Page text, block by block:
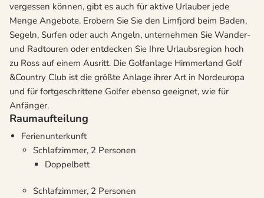
vergessen können, gibt es auch für aktive Urlauber jede
Menge Angebote. Erobern Sie Sie den Limfjord beim Baden,
Segeln, Surfen oder auch Angeln, unternehmen Sie Wander-
und Radtouren oder entdecken Sie Ihre Urlaubsregion hoch
zu Ross auf einem Ausritt. Die Golfanlage Himmerland Golf
&Country Club ist die größte Anlage ihrer Art in Nordeuropa
und für fortgeschrittene Golfer ebenso geeignet, wie für
Anfänger.
Raumaufteilung
Ferienunterkunft
Schlafzimmer, 2 Personen
Doppelbett
Schlafzimmer, 2 Personen